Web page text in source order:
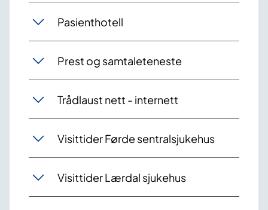
Pasienthotell
Prest og samtaleteneste
Trådlaust nett - internett
Visittider Førde sentralsjukehus
Visittider Lærdal sjukehus